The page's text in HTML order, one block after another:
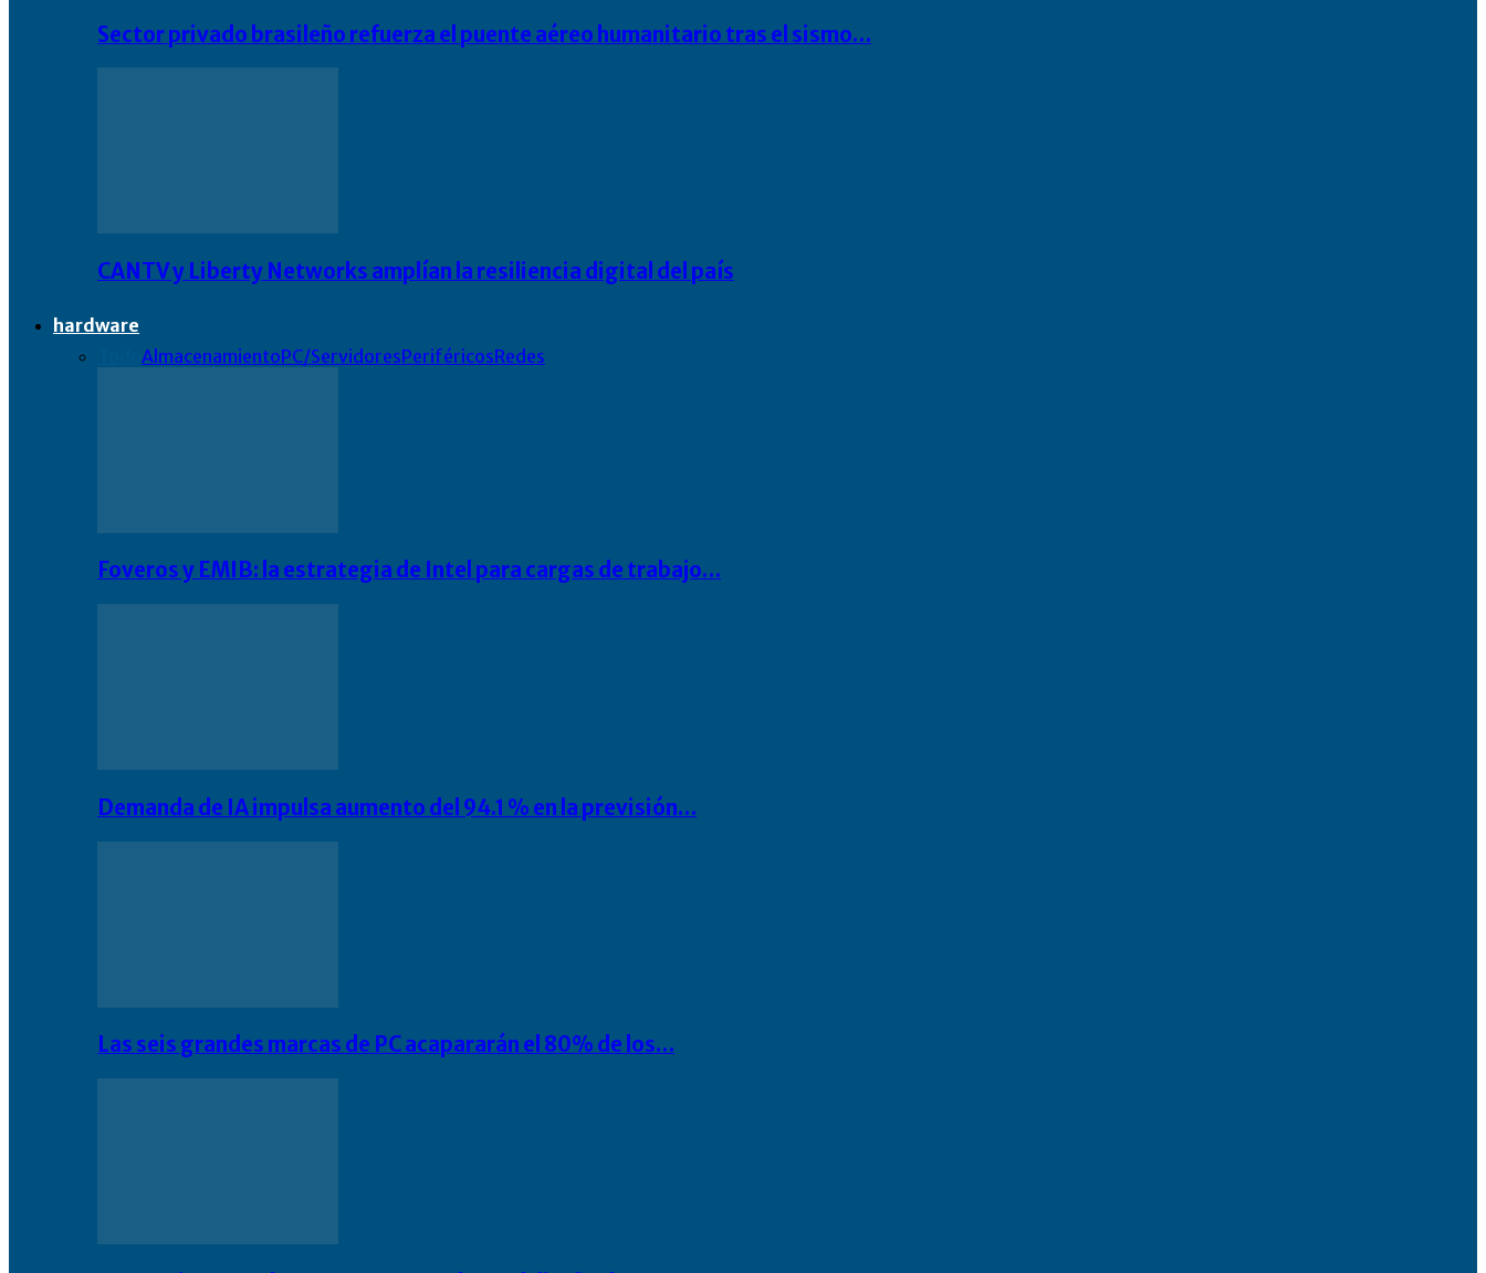
Sector privado brasileño refuerza el puente aéreo humanitario tras el sismo…
CANTV y Liberty Networks amplían la resiliencia digital del país
hardware
AlmacenamientoPC/ServidoresPeriféricosRedes
Foveros y EMIB: la estrategia de Intel para cargas de trabajo…
Demanda de IA impulsa aumento del 94.1 % en la previsión…
Las seis grandes marcas de PC acapararán el 80% de los…